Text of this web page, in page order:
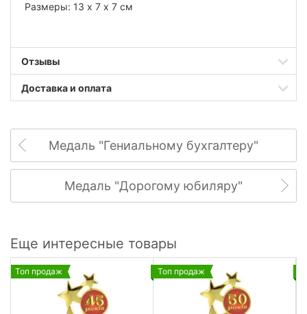
Размеры: 13 х 7 х 7 см
Отзывы
Доставка и оплата
Медаль "Гениальному бухгалтеру"
Медаль "Дорогому юбиляру"
Еще интересные товары
Топ продаж Топ продаж